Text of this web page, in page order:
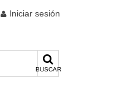
Iniciar sesión
BUSCAR